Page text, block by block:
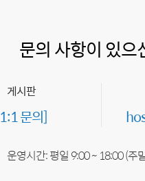
문의 사항이 있으
게시판
문의]
운영시간: 평일 9:00 ~ 18:00 (주